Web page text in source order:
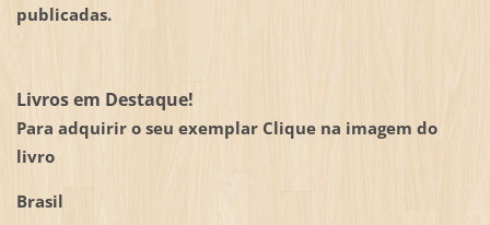
publicadas.
Livros em Destaque!
Para adquirir o seu exemplar Clique na imagem do
livro
Brasil